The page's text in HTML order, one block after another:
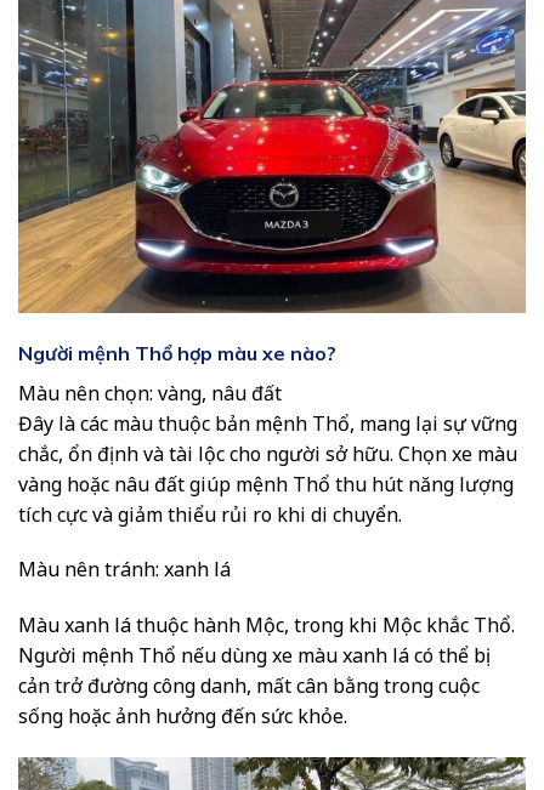
Người mệnh Thổ hợp màu xe nào?
Màu nên chọn: vàng, nâu đất
Đây là các màu thuộc bản mệnh Thổ, mang lại sự vững
chắc, ổn định và tài lộc cho người sở hữu. Chọn xe màu
vàng hoặc nâu đất giúp mệnh Thổ thu hút năng lượng
tích cực và giảm thiểu rủi ro khi di chuyển.
Màu nên tránh: xanh lá
Màu xanh lá thuộc hành Mộc, trong khi Mộc khắc Thổ.
Người mệnh Thổ nếu dùng xe màu xanh lá có thể bị
cản trở đường công danh, mất cân bằng trong cuộc
sống hoặc ảnh hưởng đến sức khỏe.